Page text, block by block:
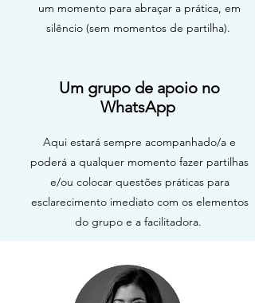
um momento para abraçar a prática, em
silêncio (sem momentos de partilha).
Um grupo de apoio no
WhatsApp
Aqui estará sempre acompanhado/a e
poderá a qualquer momento fazer partilhas
e/ou colocar questões práticas para
esclarecimento imediato com os elementos
do grupo e a facilitadora.